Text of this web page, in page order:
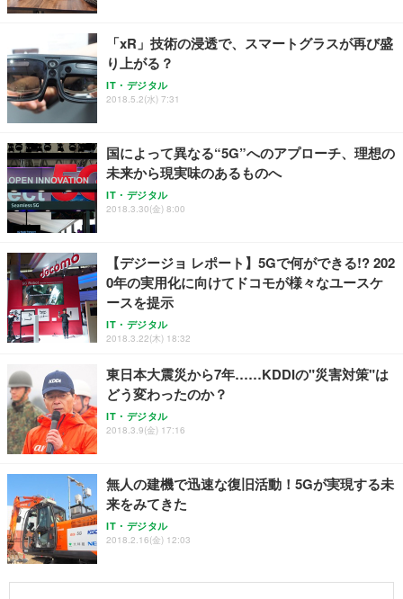
「xR」技術の浸透で、スマートグラスが再び盛
り上がる？
IT・デジタル
2018.5.2(水) 7:31
国によって異なる“5G”へのアプローチ、理想の
未来から現実味のあるものへ
IT・デジタル
2018.3.30(金) 8:00
【デジージョ レポート】5Gで何ができる!? 202
0年の実用化に向けてドコモが様々なユースケ
ースを提示
IT・デジタル
2018.3.22(木) 18:32
東日本大震災から7年……KDDIの"災害対策"は
どう変わったのか？
IT・デジタル
2018.3.9(金) 17:16
無人の建機で迅速な復旧活動！5Gが実現する未
来をみてきた
IT・デジタル
2018.2.16(金) 12:03